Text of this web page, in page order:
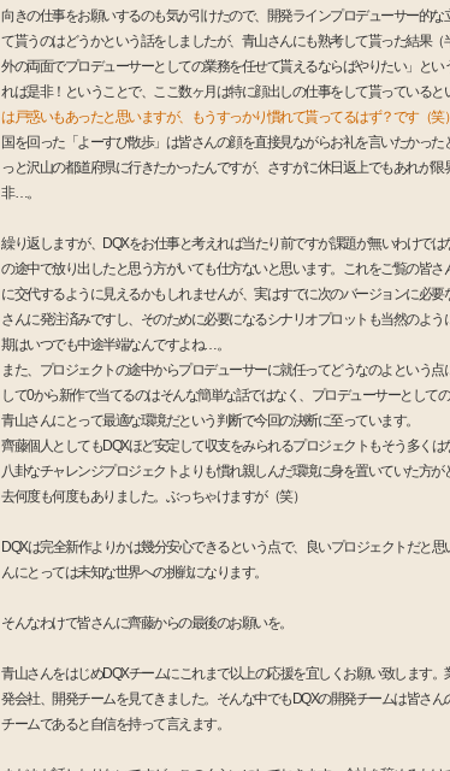
向きの仕事をお願いするのも気が引けたので、開発ラインプロデューサー的な
て貰うのはどうかという話をしましたが、青山さんにも熟考して貰った結果（
外の両面でプロデューサーとしての業務を任せて貰えるならばやりたい」とい
れば是非！ということで、ここ数ヶ月は特に顔出しの仕事をして貰っていると
は戸惑いもあったと思いますが、もうすっかり慣れて貰ってるはず？です（笑）
国を回った「よーすぴ散歩」は皆さんの顔を直接見ながらお礼を言いたかっ
っと沢山の都道府県に行きたかったんですが、さすがに休日返上でもあれが
非…。
繰り返しますが、DQXをお仕事と考えれば当たり前ですが課題が無いわけで
の途中で放り出したと思う方がいても仕方ないと思います。これをご覧の皆さ
に交代するように見えるかもしれませんが、実はすでに次のバージョンに必
さんに発注済みですし、そのために必要になるシナリオプロットも当然のよ
期はいつでも中途半端なんですよね…。
また、プロジェクトの途中からプロデューサーに就任ってどうなのよという点
して0から新作で当てるのはそんな簡単な話ではなく、プロデューサーとして
青山さんにとって最適な環境だという判断で今回の決断に至っています。
齊藤個人としてもDQXほど安定して収支をみられるプロジェクトもそう多く
八卦なチャレンジプロジェクトよりも慣れ親しんだ環境に身を置いていた方
去何度も何度もありました。ぶっちゃけますが（笑）
DQXは完全新作よりかは幾分安心できるという点で、良いプロジェクトだと
んにとっては未知な世界への挑戦になります。
そんなわけで皆さんに齊藤からの最後のお願いを。
青山さんをはじめDQXチームにこれまで以上の応援を宜しくお願い致します
発会社、開発チームを見てきました。そんな中でもDQXの開発チームは皆さ
チームであると自信を持って言えます。